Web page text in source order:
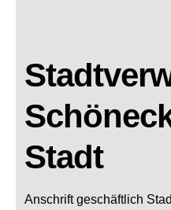
Stadt
Anschrift geschäftlich